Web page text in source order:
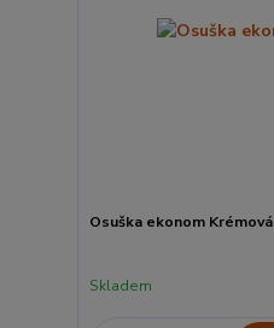
Osuška ekonom Krémová
Skladem